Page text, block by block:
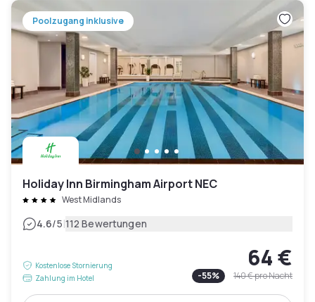
Poolzugang inklusive
Holiday Inn Birmingham Airport NEC
West Midlands
4.6/5|112 Bewertungen
Kostenlose Stornierung
Zahlung im Hotel
64 €
-55% 140 €pro Nacht